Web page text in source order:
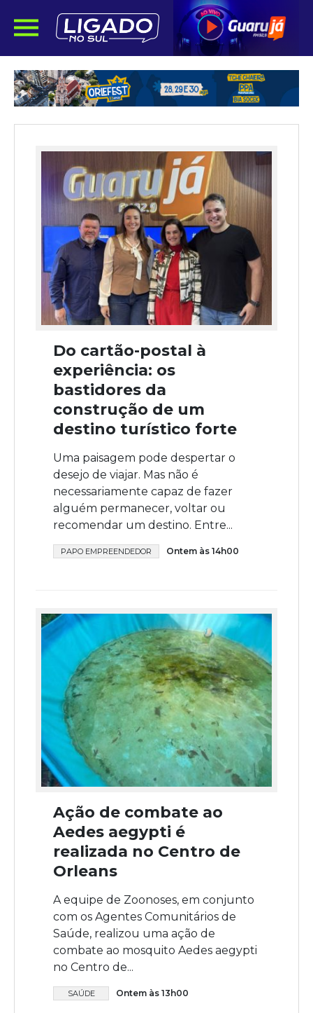
Do cartão-postal à
experiência: os
bastidores da
construção de um
destino turístico forte
Uma paisagem pode despertar o
desejo de viajar. Mas não é
necessariamente capaz de fazer
alguém permanecer, voltar ou
recomendar um destino. Entre...
PAPO EMPREENDEDOR Ontem às 14h00
Ação de combate ao
Aedes aegypti é
realizada no Centro de
Orleans
A equipe de Zoonoses, em conjunto
com os Agentes Comunitários de
Saúde, realizou uma ação de
combate ao mosquito Aedes aegypti
no Centro de...
SAÚDE Ontem às 13h00